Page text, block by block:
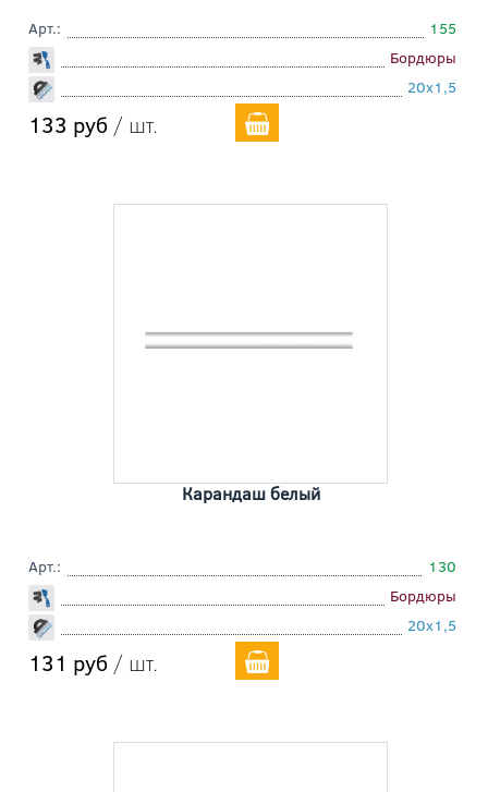
Арт.:
155
Бордюры
20x1,5
133 руб / шт.
Карандаш белый
Арт.:
130
Бордюры
20x1,5
131 руб / шт.